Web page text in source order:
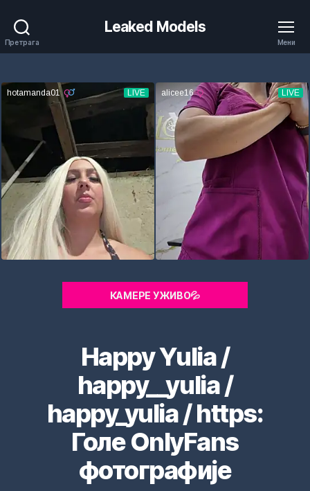
Претрага
Leaked Models
Мени
КАМЕРЕ УЖИВО💦
Happy Yulia /
happy__yulia /
happy_yulia / https:
Голе OnlyFans
фотографије